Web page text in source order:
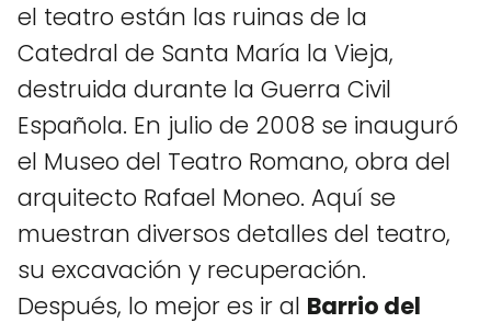
el teatro están las ruinas de la
Catedral de Santa María la Vieja,
destruida durante la Guerra Civil
Española. En julio de 2008 se inauguró
el Museo del Teatro Romano, obra del
arquitecto Rafael Moneo. Aquí se
muestran diversos detalles del teatro,
su excavación y recuperación.
Después, lo mejor es ir al Barrio del